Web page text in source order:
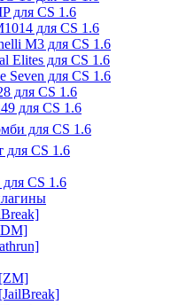
для CS 1.6
для CS 1.6
M3 для CS 1.6
Elites для CS 1.6
Seven для CS 1.6
для CS 1.6
для CS 1.6
для CS 1.6
для CS 1.6
CS 1.6